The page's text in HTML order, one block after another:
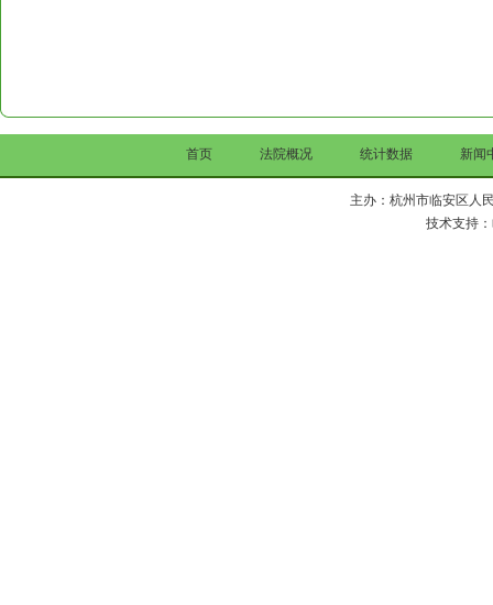
首页 法院概况 统计数据 新闻
主办：杭州市临安区人
技术支持